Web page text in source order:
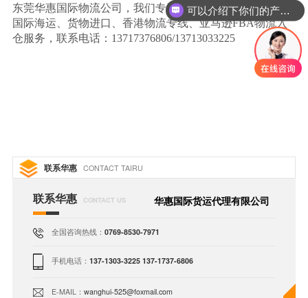
东莞华惠国际物流公司，我们专注国际快递、国际空运、
国际海运、货物进口、香港物流专线、亚马逊FBA物流入
仓服务，联系电话：13717376806/13713033225
联系华惠 CONTACT TAIRU
联系华惠 CONTACT US 华惠国际货运代理有限公司
全国咨询热线：0769-8530-7971
手机电话：137-1303-3225 137-1737-6806
E-MAIL：wanghui-525@foxmail.com
可以介绍下你们的产品么